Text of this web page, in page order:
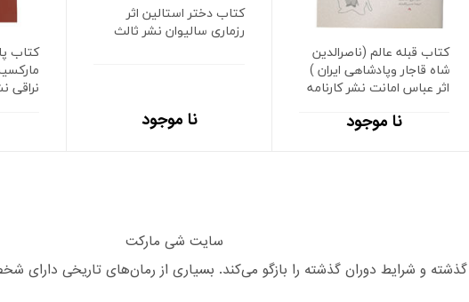
کتاب قبله عالم (ناصرالدین
شاه قاجار وپادشاهی ایران )
اثر عباس امانت نشر کارنامه
نا موجود
کتاب دختر استالین اثر
رزماری سالیوان نشر ثالث
نا موجود
کتاب
نراقی
سایت شی مارکت
و شرایط دوران گذشته را بازگو می‌کند. بسیاری از رمان‌های تاریخی دارای